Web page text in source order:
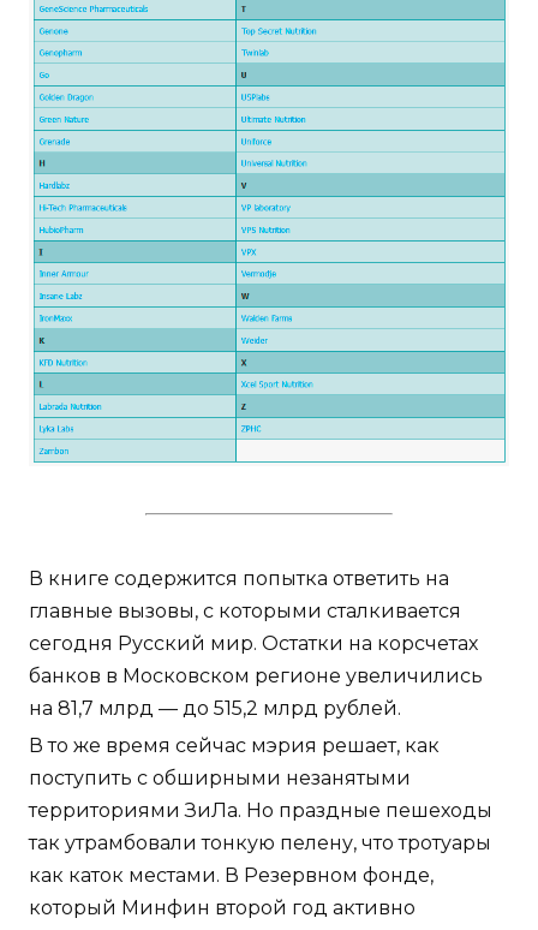
В книге содержится попытка ответить на
главные вызовы, с которыми сталкивается
сегодня Русский мир. Остатки на корсчетах
банков в Московском регионе увеличились
на 81,7 млрд — до 515,2 млрд рублей.
В то же время сейчас мэрия решает, как
поступить с обширными незанятыми
территориями ЗиЛа. Но праздные пешеходы
так утрамбовали тонкую пелену, что тротуары
как каток местами. В Резервном фонде,
который Минфин второй год активно